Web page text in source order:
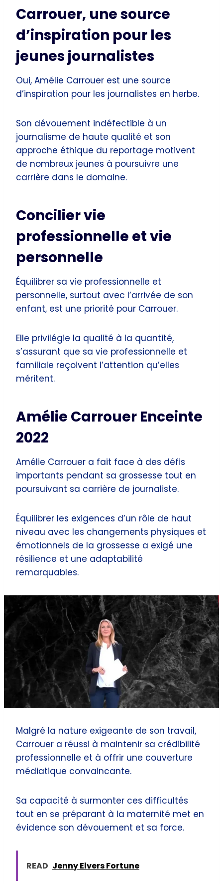
Carrouer, une source
d’inspiration pour les
jeunes journalistes
Oui, Amélie Carrouer est une source
d’inspiration pour les journalistes en herbe.
Son dévouement indéfectible à un
journalisme de haute qualité et son
approche éthique du reportage motivent
de nombreux jeunes à poursuivre une
carrière dans le domaine.
Concilier vie
professionnelle et vie
personnelle
Équilibrer sa vie professionnelle et
personnelle, surtout avec l’arrivée de son
enfant, est une priorité pour Carrouer.
Elle privilégie la qualité à la quantité,
s’assurant que sa vie professionnelle et
familiale reçoivent l’attention qu’elles
méritent.
Amélie Carrouer Enceinte
2022
Amélie Carrouer a fait face à des défis
importants pendant sa grossesse tout en
poursuivant sa carrière de journaliste.
Équilibrer les exigences d’un rôle de haut
niveau avec les changements physiques et
émotionnels de la grossesse a exigé une
résilience et une adaptabilité
remarquables.
Malgré la nature exigeante de son travail,
Carrouer a réussi à maintenir sa crédibilité
professionnelle et à offrir une couverture
médiatique convaincante.
Sa capacité à surmonter ces difficultés
tout en se préparant à la maternité met en
évidence son dévouement et sa force.
READ Jenny Elvers Fortune